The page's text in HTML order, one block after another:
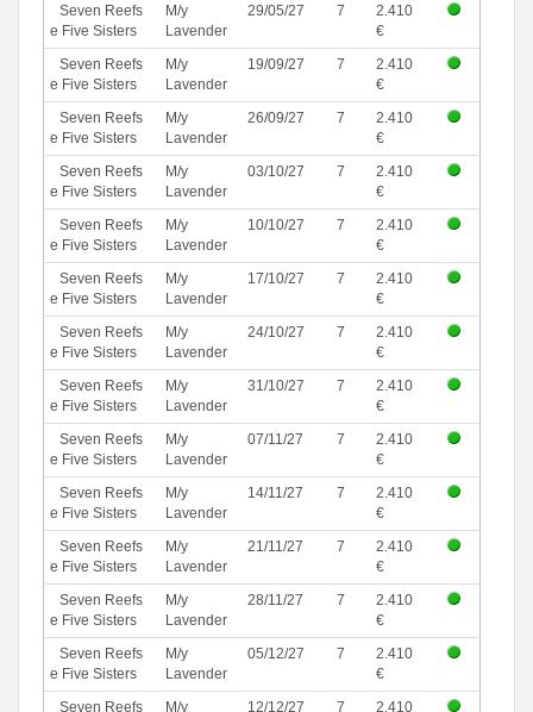
Seven Reefs
e Five Sisters
M/y
Lavender
29/05/27 7
2.410
€
Seven Reefs
e Five Sisters
M/y
Lavender
19/09/27 7
2.410
€
Seven Reefs
e Five Sisters
M/y
Lavender
26/09/27 7
2.410
€
Seven Reefs
e Five Sisters
M/y
Lavender
03/10/27 7
2.410
€
Seven Reefs
e Five Sisters
M/y
Lavender
10/10/27 7
2.410
€
Seven Reefs
e Five Sisters
M/y
Lavender
17/10/27 7
2.410
€
Seven Reefs
e Five Sisters
M/y
Lavender
24/10/27 7
2.410
€
Seven Reefs
e Five Sisters
M/y
Lavender
31/10/27 7
2.410
€
Seven Reefs
e Five Sisters
M/y
Lavender
07/11/27 7
2.410
€
Seven Reefs
e Five Sisters
M/y
Lavender
14/11/27 7
2.410
€
Seven Reefs
e Five Sisters
M/y
Lavender
21/11/27 7
2.410
€
Seven Reefs
e Five Sisters
M/y
Lavender
28/11/27 7
2.410
€
Seven Reefs
e Five Sisters
M/y
Lavender
05/12/27 7
2.410
€
Seven Reefs
M/y 12/12/27 7 2.410